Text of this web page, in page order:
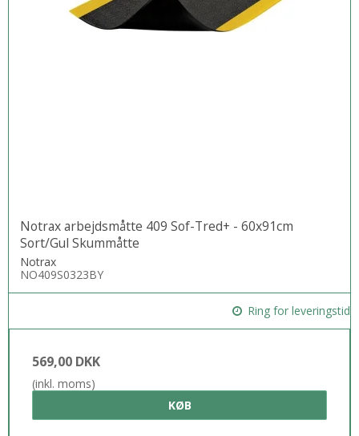
Notrax arbejdsmåtte 409 Sof-Tred+ - 60x91cm
Sort/Gul Skummåtte
Notrax
NO409S0323BY
Ring for leveringstid
569,00 DKK
(inkl. moms)
KØB